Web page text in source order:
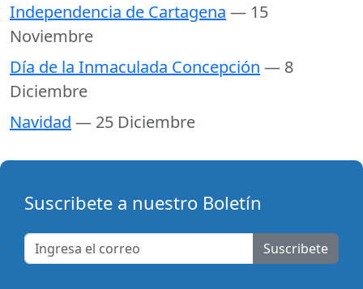
Independencia de Cartagena — 15
Noviembre
Día de la Inmaculada Concepción — 8
Diciembre
Navidad — 25 Diciembre
Suscribete a nuestro Boletín
Suscribete